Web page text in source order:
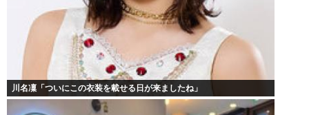
川名凜「ついにこの衣装を載せる日が来ましたね」